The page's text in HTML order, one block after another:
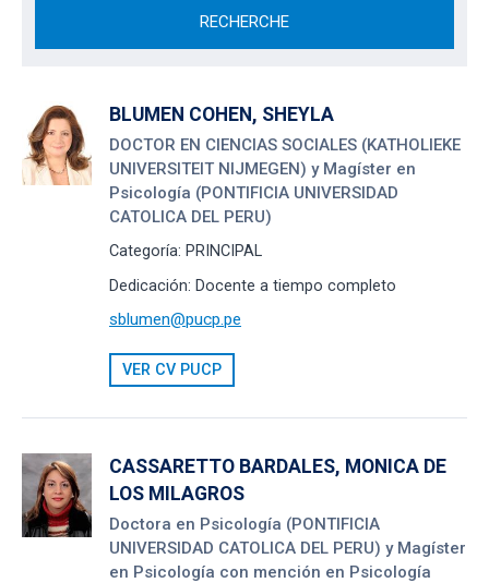
RECHERCHE
BLUMEN COHEN, SHEYLA
DOCTOR EN CIENCIAS SOCIALES (KATHOLIEKE
UNIVERSITEIT NIJMEGEN) y Magíster en
Psicología (PONTIFICIA UNIVERSIDAD
CATOLICA DEL PERU)
Categoría: PRINCIPAL
Dedicación: Docente a tiempo completo
sblumen@pucp.pe
VER CV PUCP
CASSARETTO BARDALES, MONICA DE
LOS MILAGROS
Doctora en Psicología (PONTIFICIA
UNIVERSIDAD CATOLICA DEL PERU) y Magíster
en Psicología con mención en Psicología